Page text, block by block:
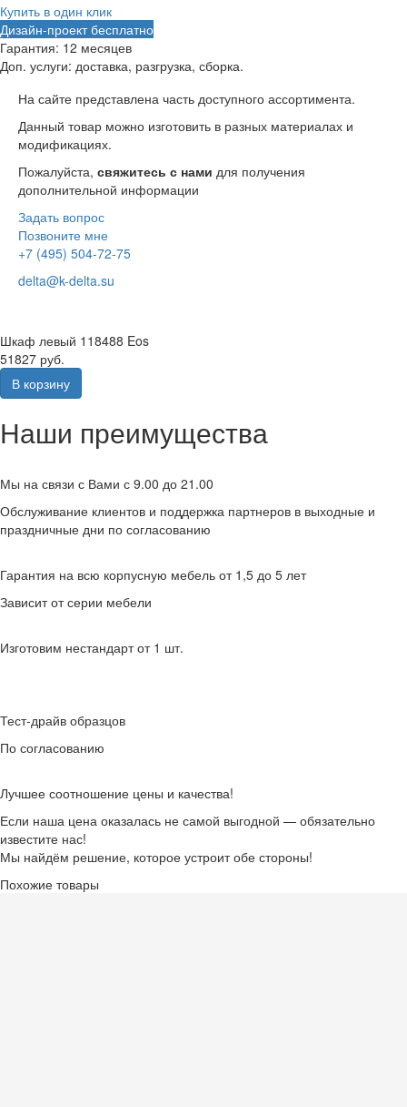
Купить в один клик
Дизайн-проект бесплатно
Гарантия: 12 месяцев
Доп. услуги: доставка, разгрузка, сборка.
На сайте представлена часть доступного ассортимента.
Данный товар можно изготовить в разных материалах и
модификациях.
Пожалуйста, свяжитесь с нами для получения
дополнительной информации
Задать вопрос
Позвоните мне
+7 (495) 504-72-75
delta@k-delta.su
Шкаф левый 118488 Eos
51827 руб.
В корзину
Наши преимущества
Мы на связи с Вами с 9.00 до 21.00
Обслуживание клиентов и поддержка партнеров в выходные и
праздничные дни по согласованию
Гарантия на всю корпусную мебель от 1,5 до 5 лет
Зависит от серии мебели
Изготовим нестандарт от 1 шт.
Тест-драйв образцов
По согласованию
Лучшее соотношение цены и качества!
Если наша цена оказалась не самой выгодной — обязательно
известите нас!
Мы найдём решение, которое устроит обе стороны!
Похожие товары